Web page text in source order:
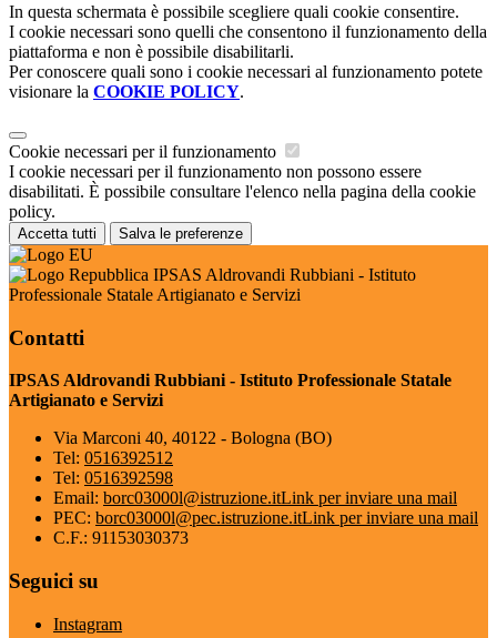
In questa schermata è possibile scegliere quali cookie consentire.
I cookie necessari sono quelli che consentono il funzionamento della
piattaforma e non è possibile disabilitarli.
Per conoscere quali sono i cookie necessari al funzionamento potete
visionare la COOKIE POLICY.
Cookie necessari per il funzionamento
I cookie necessari per il funzionamento non possono essere
disabilitati. È possibile consultare l'elenco nella pagina della cookie
policy.
Accetta tutti Salva le preferenze
IPSAS Aldrovandi Rubbiani - Istituto
Professionale Statale Artigianato e Servizi
Contatti
IPSAS Aldrovandi Rubbiani - Istituto Professionale Statale
Artigianato e Servizi
Via Marconi 40, 40122 - Bologna (BO)
Tel: 0516392512
Tel: 0516392598
Email: borc03000l@istruzione.itLink per inviare una mail
PEC: borc03000l@pec.istruzione.itLink per inviare una mail
C.F.: 91153030373
Seguici su
Instagram